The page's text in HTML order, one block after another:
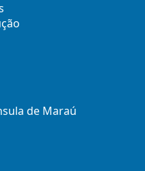
de Maraú